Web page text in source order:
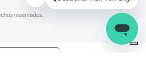
reservados.